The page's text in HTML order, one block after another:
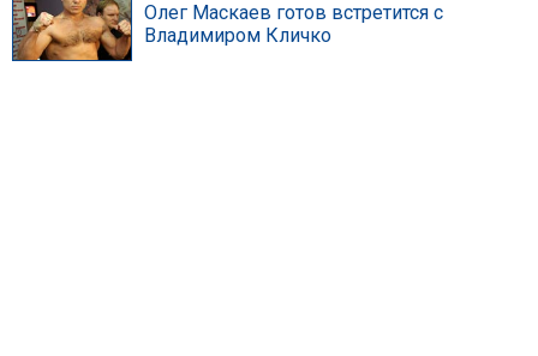
Олег Маскаев готов встретится с
Владимиром Кличко